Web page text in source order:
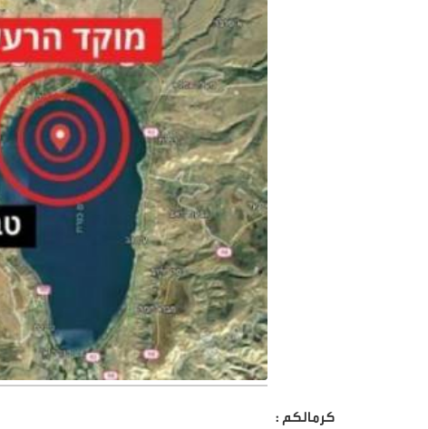
كرمالكم :